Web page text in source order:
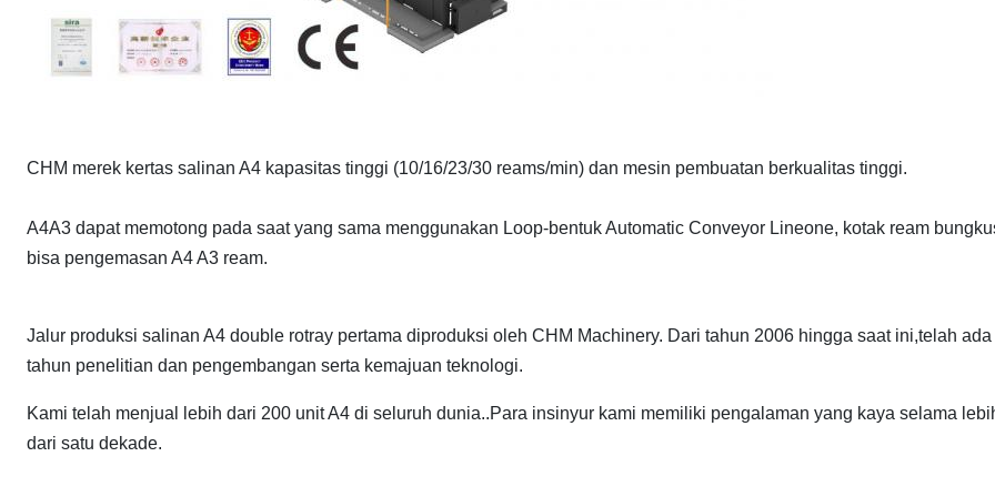
CHM merek kertas salinan A4 kapasitas tinggi (10/16/23/30 reams/min) dan mesin pembuatan berkualitas tinggi.
A4A3 dapat memotong pada saat yang sama menggunakan Loop-bentuk Automatic Conveyor Lineone, kotak ream
bisa pengemasan A4 A3 ream.
Jalur produksi salinan A4 double rotray pertama diproduksi oleh CHM Machinery. Dari tahun 2006 hingga saat ini,telah ada
tahun penelitian dan pengembangan serta kemajuan teknologi.
Kami telah menjual lebih dari 200 unit A4 di seluruh dunia..Para insinyur kami memiliki pengalaman yang kaya selama
dari satu dekade.